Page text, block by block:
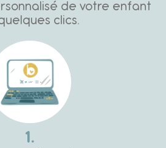
de votre enfant
clics.
1.